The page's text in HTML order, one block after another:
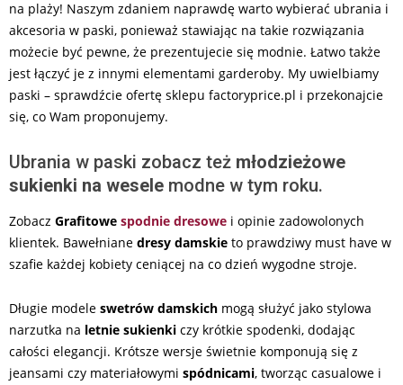
na plaży! Naszym zdaniem naprawdę warto wybierać ubrania i
akcesoria w paski, ponieważ stawiając na takie rozwiązania
możecie być pewne, że prezentujecie się modnie. Łatwo także
jest łączyć je z innymi elementami garderoby. My uwielbiamy
paski – sprawdźcie ofertę sklepu factoryprice.pl i przekonajcie
się, co Wam proponujemy.
Ubrania w paski zobacz też młodzieżowe
sukienki na wesele modne w tym roku.
Zobacz Grafitowe spodnie dresowe i opinie zadowolonych
klientek. Bawełniane dresy damskie to prawdziwy must have w
szafie każdej kobiety ceniącej na co dzień wygodne stroje.
Długie modele swetrów damskich mogą służyć jako stylowa
narzutka na letnie sukienki czy krótkie spodenki, dodając
całości elegancji. Krótsze wersje świetnie komponują się z
jeansami czy materiałowymi spódnicami, tworząc casualowe i